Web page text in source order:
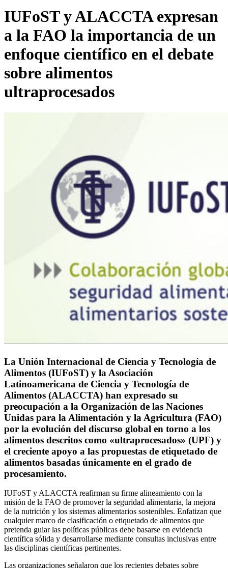
IUFoST y ALACCTA expresan
a la FAO la importancia de un
enfoque científico en el debate
sobre alimentos
ultraprocesados
La Unión Internacional de Ciencia y Tecnología de
Alimentos (IUFoST) y la Asociación
Latinoamericana de Ciencia y Tecnología de
Alimentos (ALACCTA) han expresado su
preocupación a la Organización de las Naciones
Unidas para la Alimentación y la Agricultura (FAO)
por la evolución del discurso global en torno a los
alimentos descritos como «ultraprocesados» (UPF) y
el creciente apoyo a las propuestas de etiquetado de
alimentos basadas únicamente en el grado de
procesamiento.
IUFoST y ALACCTA reafirman su firme alineamiento con la
misión de la FAO de promover la seguridad alimentaria, la mejora
de la nutrición y los sistemas alimentarios sostenibles. Enfatizan que
cualquier marco de clasificación o etiquetado de alimentos que
pretenda guiar las políticas públicas debe basarse en evidencia
científica sólida y desarrollarse mediante consultas inclusivas entre
las disciplinas científicas pertinentes.
Las organizaciones señalaron que los recientes debates sobre